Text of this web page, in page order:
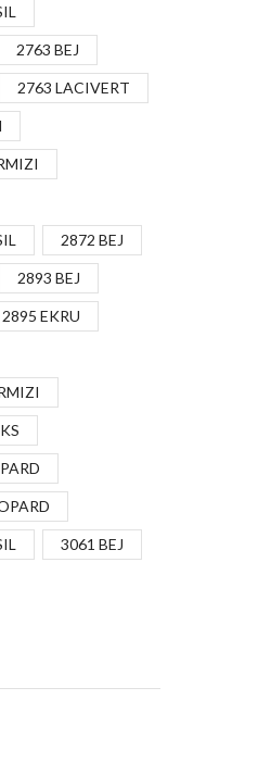
2763 BEJ
2763 LACIVERT
2872 BEJ
2893 BEJ
2895 EKRU
3061 BEJ